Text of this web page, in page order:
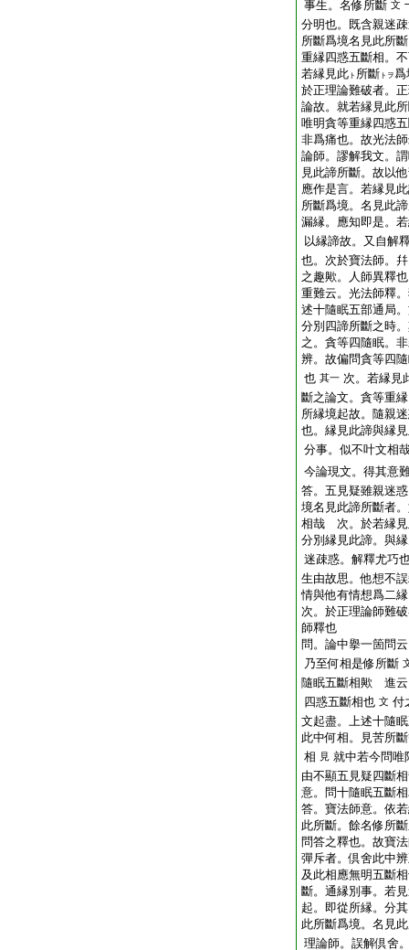
事生。名修所斷 文
分明也。既含親迷
所斷爲境名見此所
重縁四惑五斷相。
若縁見此 ト 所斷 トヲ爲
於正理論難破者。
論故。就若縁見此
唯明貪等重縁四惑
非爲痛也。故光法
論師。謬解我文。
見此諦所斷。故以
應作是言。若縁見
所斷爲境。名見此
漏縁。應知即是。
以縁諦故。又自解
也。次於寶法師。
之趣歟。人師異釋
重難云。光法師釋
述十隨眠五部通局
分別四諦所斷之時
之。貪等四隨眠。
辨。故偏問貪等四
也 其一 次。若縁見
斷之論文。貪等重
所縁境起故。隨親
也。縁見此諦與縁
分事。似不叶文相
今論現文。得其意
答。五見疑雖親迷
境名見此諦所斷者
相哉 次。於若縁見
分別縁見此諦。與
迷疎惑。解釋尤巧
生由故思。他想不
情與他有情想爲二
次。於正理論師難
師釋也
問。論中擧一箇問
乃至何相是修所斷
隨眠五斷相歟 進云
四惑五斷相也 文 付
文起盡。上述十隨
此中何相。見苦所
相 見 就中若今問唯
由不顯五見疑四斷
意。問十隨眠五斷
答。寶法師意。依
此所斷。餘名修所
問答之釋也。故寶
彈斥者。倶舍此中
及此相應無明五斷
斷。通縁別事。若
起。即從所縁。分
此所斷爲境。名見
理論師。誤解倶舍